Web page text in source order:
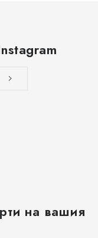
на вашия